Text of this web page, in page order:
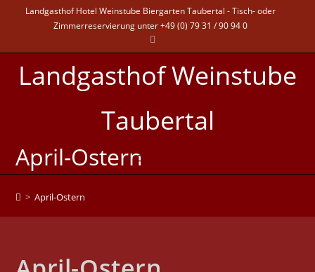
Landgasthof Hotel Weinstube Biergarten Taubertal - Tisch- oder
Zimmerreservierung unter +49 (0) 79 31 / 90 94 0
Landgasthof Weinstube
Taubertal
April-Ostern
> April-Ostern